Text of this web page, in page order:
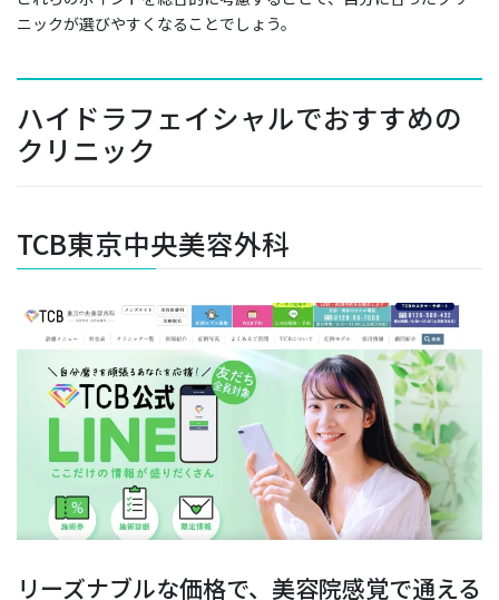
ニックが選びやすくなることでしょう。
ハイドラフェイシャルでおすすめの
クリニック
TCB東京中央美容外科
リーズナブルな価格で、美容院感覚で通える